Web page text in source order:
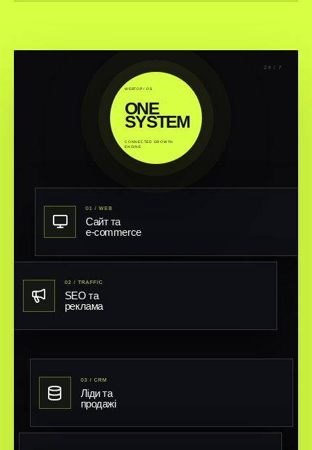
WEBTOP / OS
ONE
SYSTEM
CONNECTED GROWTH
ENGINE
01 / WEB
Сайт та
e-commerce
02 / TRAFFIC
SEO та
реклама
03 / CRM
Ліди та
продажі
24 / 7